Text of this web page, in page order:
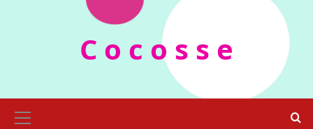
C o c o s s e
Menu